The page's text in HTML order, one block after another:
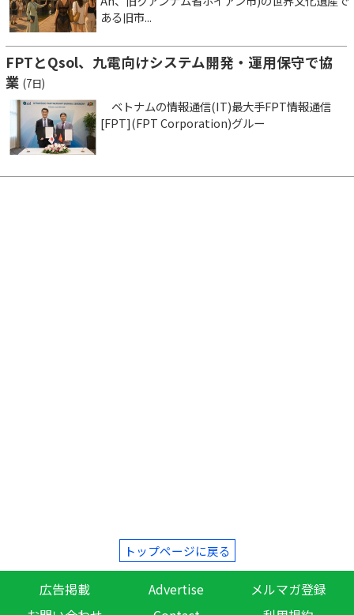
ある旧市...
FPTとQsol、九電向けシステム開発・運用保守で協
業 (7日)
ベトナムの情報通信(IT)最大手FPT情報通信
[FPT](FPT Corporation)グルー
トップページに戻る
広告掲載 Advertise
メルマガ登録